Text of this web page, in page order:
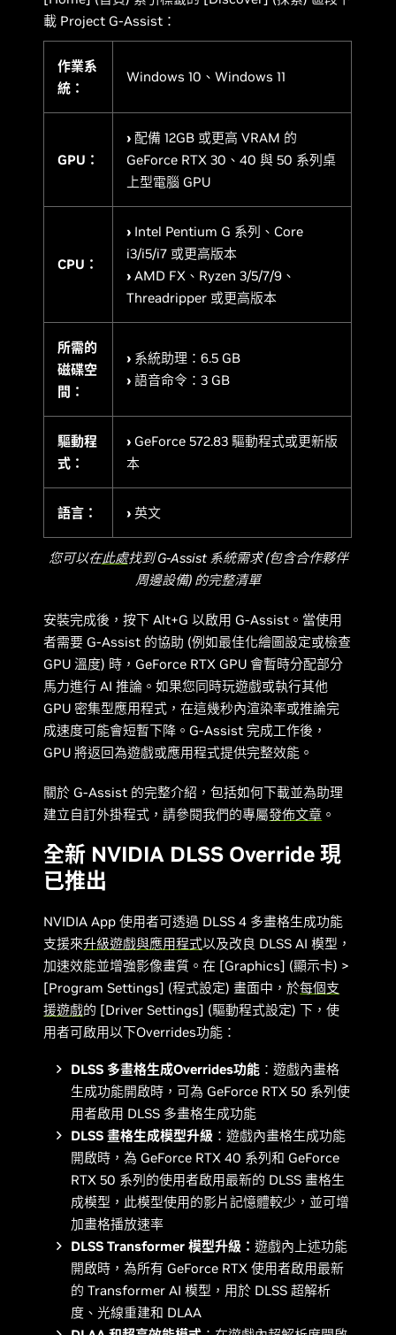
載 Project G-Assist：
作業系
統：
Windows 10、Windows 11
GPU：
›配備 12GB 或更高 VRAM 的
GeForce RTX 30、40 與 50 系列桌
上型電腦 GPU
CPU：
› Intel Pentium G 系列、Core
i3/i5/i7 或更高版本
› AMD FX、Ryzen 3/5/7/9、
Threadripper 或更高版本
所需的
磁碟空
間：
› 系統助理：6.5 GB
›語音命令：3 GB
驅動程
式：
› GeForce 572.83 驅動程式或更新版
本
語言： ›英文
您可以在此處找到 G-Assist 系統需求 (包含合作夥伴
周邊設備) 的完整清單
安裝完成後，按下 Alt+G 以啟用 G-Assist。當使用
者需要 G-Assist 的協助 (例如最佳化繪圖設定或檢查
GPU 溫度) 時，GeForce RTX GPU 會暫時分配部分
馬力進行 AI 推論。如果您同時玩遊戲或執行其他
GPU 密集型應用程式，在這幾秒內渲染率或推論完
成速度可能會短暫下降。G-Assist 完成工作後，
GPU 將返回為遊戲或應用程式提供完整效能。
關於 G-Assist 的完整介紹，包括如何下載並為助理
建立自訂外掛程式，請參閱我們的專屬發佈文章 。
全新 NVIDIA DLSS Override 現
已推出
NVIDIA App 使用者可透過 DLSS 4 多畫格生成功能
支援來升級遊戲與應用程式以及改良 DLSS AI 模型，
加速效能並增強影像畫質。在 [Graphics] (顯示卡) >
[Program Settings] (程式設定) 畫面中，於每個支
援遊戲的 [Driver Settings] (驅動程式設定) 下，使
用者可啟用以下Overrides功能：
DLSS 多畫格生成Overrides功能 ：遊戲內畫格
生成功能開啟時，可為 GeForce RTX 50 系列使
用者啟用 DLSS 多畫格生成功能
DLSS 畫格生成模型升級 ：遊戲內畫格生成功能
開啟時，為 GeForce RTX 40 系列和 GeForce
RTX 50 系列的使用者啟用最新的 DLSS 畫格生
成模型，此模型使用的影片記憶體較少，並可增
加畫格播放速率
DLSS Transformer 模型升級：遊戲內上述功能
開啟時，為所有 GeForce RTX 使用者啟用最新
的 Transformer AI 模型，用於 DLSS 超解析
度、光線重建和 DLAA